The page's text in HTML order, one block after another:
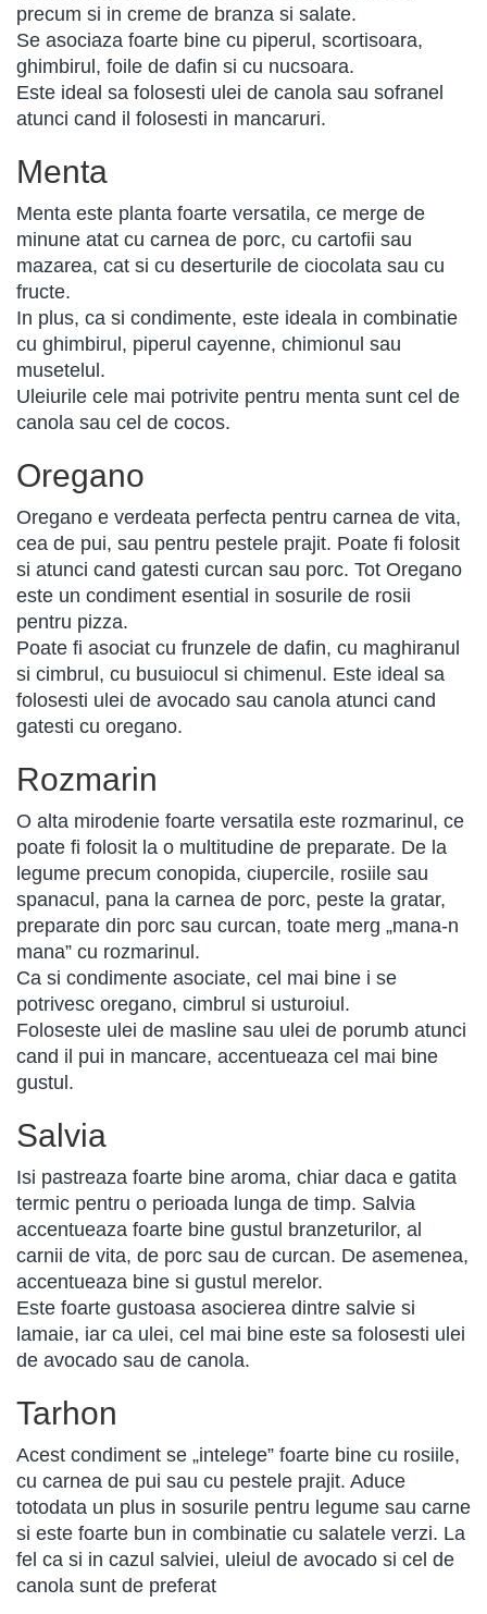
precum si in creme de branza si salate.
Se asociaza foarte bine cu piperul, scortisoara,
ghimbirul, foile de dafin si cu nucsoara.
Este ideal sa folosesti ulei de canola sau sofranel
atunci cand il folosesti in mancaruri.
Menta
Menta este planta foarte versatila, ce merge de
minune atat cu carnea de porc, cu cartofii sau
mazarea, cat si cu deserturile de ciocolata sau cu
fructe.
In plus, ca si condimente, este ideala in combinatie
cu ghimbirul, piperul cayenne, chimionul sau
musetelul.
Uleiurile cele mai potrivite pentru menta sunt cel de
canola sau cel de cocos.
Oregano
Oregano e verdeata perfecta pentru carnea de vita,
cea de pui, sau pentru pestele prajit. Poate fi folosit
si atunci cand gatesti curcan sau porc. Tot Oregano
este un condiment esential in sosurile de rosii
pentru pizza.
Poate fi asociat cu frunzele de dafin, cu maghiranul
si cimbrul, cu busuiocul si chimenul. Este ideal sa
folosesti ulei de avocado sau canola atunci cand
gatesti cu oregano.
Rozmarin
O alta mirodenie foarte versatila este rozmarinul, ce
poate fi folosit la o multitudine de preparate. De la
legume precum conopida, ciupercile, rosiile sau
spanacul, pana la carnea de porc, peste la gratar,
preparate din porc sau curcan, toate merg „mana-n
mana” cu rozmarinul.
Ca si condimente asociate, cel mai bine i se
potrivesc oregano, cimbrul si usturoiul.
Foloseste ulei de masline sau ulei de porumb atunci
cand il pui in mancare, accentueaza cel mai bine
gustul.
Salvia
Isi pastreaza foarte bine aroma, chiar daca e gatita
termic pentru o perioada lunga de timp. Salvia
accentueaza foarte bine gustul branzeturilor, al
carnii de vita, de porc sau de curcan. De asemenea,
accentueaza bine si gustul merelor.
Este foarte gustoasa asocierea dintre salvie si
lamaie, iar ca ulei, cel mai bine este sa folosesti ulei
de avocado sau de canola.
Tarhon
Acest condiment se „intelege” foarte bine cu rosiile,
cu carnea de pui sau cu pestele prajit. Aduce
totodata un plus in sosurile pentru legume sau carne
si este foarte bun in combinatie cu salatele verzi. La
fel ca si in cazul salviei, uleiul de avocado si cel de
canola sunt de preferat